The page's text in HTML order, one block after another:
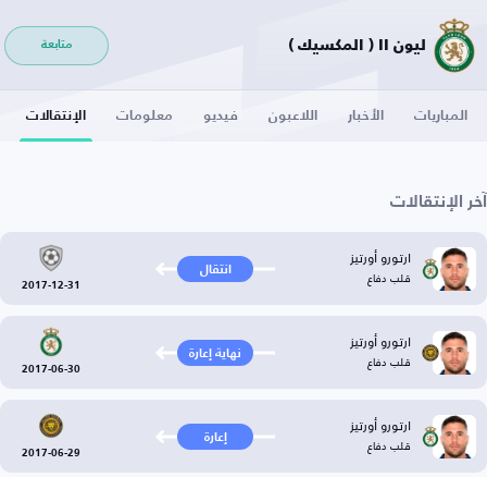
ليون II ( المكسيك ) متابعة
المباريات الأخبار اللاعبون فيديو معلومات الإنتقالات
آخر الإنتقالات
ارتورو أورتيز
قلب دفاع انتقال
2017-12-31
ارتورو أورتيز
قلب دفاع نهاية إعارة
2017-06-30
ارتورو أورتيز
قلب دفاع إعارة
2017-06-29